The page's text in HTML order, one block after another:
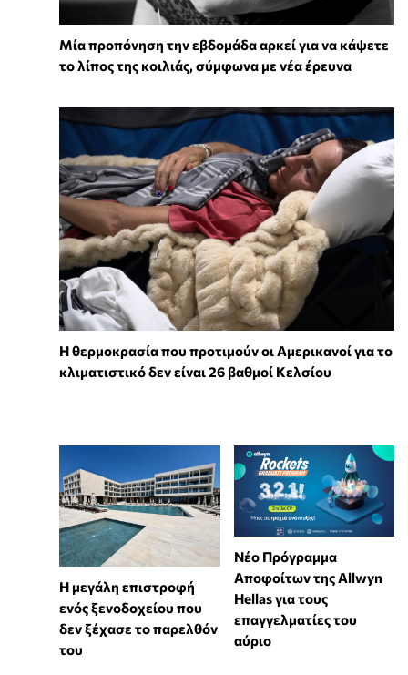
Μία προπόνηση την εβδομάδα αρκεί για να κάψετε
το λίπος της κοιλιάς, σύμφωνα με νέα έρευνα
Η θερμοκρασία που προτιμούν οι Αμερικανοί για το
κλιματιστικό δεν είναι 26 βαθμοί Κελσίου
Η μεγάλη επιστροφή
ενός ξενοδοχείου που
δεν ξέχασε το παρελθόν
του
Νέο Πρόγραμμα
Αποφοίτων της Allwyn
Hellas για τους
επαγγελματίες του
αύριο